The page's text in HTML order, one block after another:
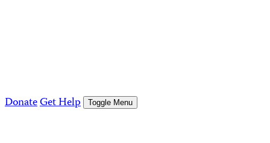
DonateGet Help Toggle Menu